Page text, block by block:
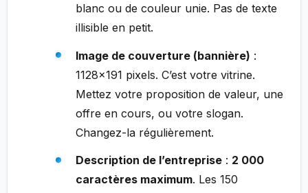
blanc ou de couleur unie. Pas de texte
illisible en petit.
Image de couverture (bannière) :
1128×191 pixels. C’est votre vitrine.
Mettez votre proposition de valeur, une
offre en cours, ou votre slogan.
Changez-la régulièrement.
Description de l’entreprise: 2 000
caractères maximum. Les 150